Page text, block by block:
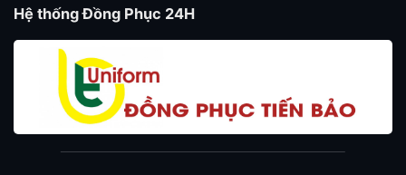
Hệ thống Đồng Phục 24H